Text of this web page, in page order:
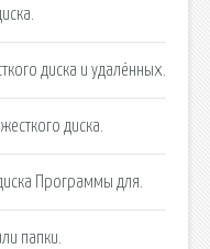
диска и удалённых.
диска.
Программы для.
папки.